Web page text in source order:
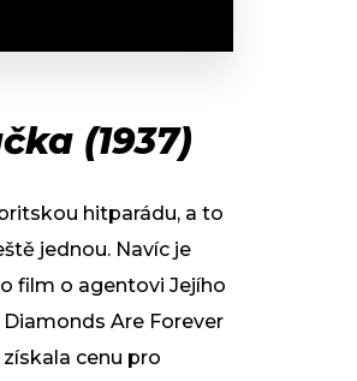
(1937)
hitparádu, a to
jednou. Navíc je
film o agentovi Jejího
Are Forever
cenu pro